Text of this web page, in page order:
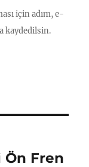
için adım, e-
kaydedilsin.
Fren